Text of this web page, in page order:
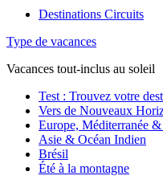
Destinations Circuits
Type de vacances
Vacances tout-inclus au soleil
Test : Trouvez votre
Vers de Nouveaux
Europe, Méditerranée
Asie & Océan Indien
Brésil
Été à la montagne